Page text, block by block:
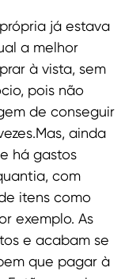
já estava
a melhor
à vista, sem
pois não
de conseguir
ainda
há gastos
com
itens como
exemplo. As
e acabam se
que pagar à